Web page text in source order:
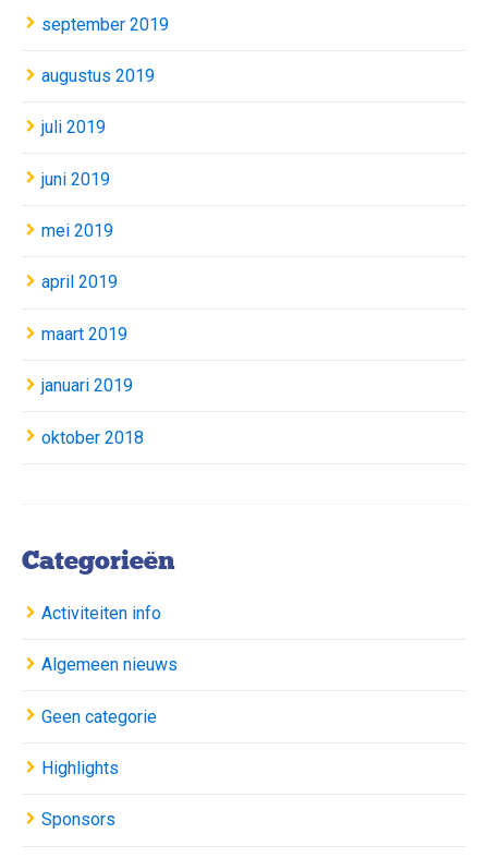
september 2019
augustus 2019
juli 2019
juni 2019
mei 2019
april 2019
maart 2019
januari 2019
oktober 2018
Categorieën
Activiteiten info
Algemeen nieuws
Geen categorie
Highlights
Sponsors